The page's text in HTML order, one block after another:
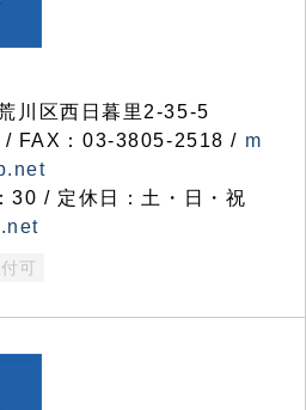
川区西日暮里2-35-5
FAX：03-3805-2518 / m
30 / 定休日：土・日・祝
可